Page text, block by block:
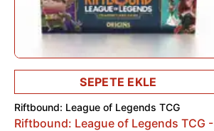
Kutu İçeriği:
• 1 x Takviye Paketi (Her pakette 14 kart)
SEPETE EKLE
Riftbound: League of Legends TCG
Riftbound: League of Legends TCG -